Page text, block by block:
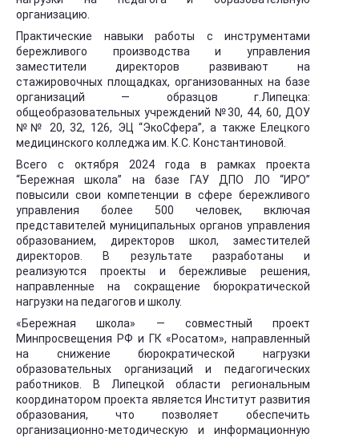
организацию.
Практические навыки работы с инструментами
бережливого производства и управления
заместители директоров развивают на
стажировочных площадках, организованных на базе
организаций — образцов г.Липецка:
общеобразовательных учреждений №30, 44, 60, ДОУ
№№ 20, 32, 126, ЭЦ “ЭкоСфера”, а также Елецкого
медицинского колледжа им. К.С. Константиновой.
Всего с октября 2024 года в рамках проекта
“Бережная школа” на базе ГАУ ДПО ЛО “ИРО”
повысили свои компетенции в сфере бережливого
управления более 500 человек, включая
представителей муниципальных органов управления
образованием, директоров школ, заместителей
директоров. В результате разработаны и
реализуются проекты и бережливые решения,
направленные на сокращение бюрократической
нагрузки на педагогов и школу.
«Бережная школа» — совместный проект
Минпросвещения РФ и ГК «Росатом», направленный
на снижение бюрократической нагрузки
образовательных организаций и педагогических
работников. В Липецкой области региональным
координатором проекта является Институт развития
образования, что позволяет обеспечить
организационно-методическую и информационную